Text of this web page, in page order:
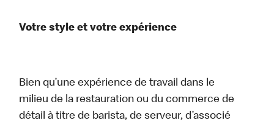
Votre style et votre expérience
Bien qu’une expérience de travail dans le
milieu de la restauration ou du commerce de
détail à titre de barista, de serveur, d’associé